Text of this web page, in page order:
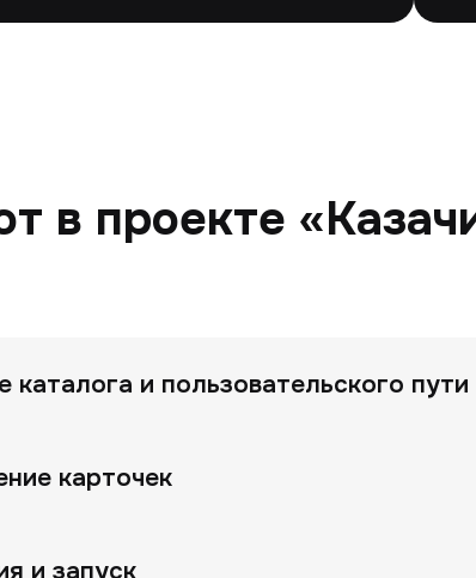
в проекте
каталога и пользовательского пути
карточек
и запуск